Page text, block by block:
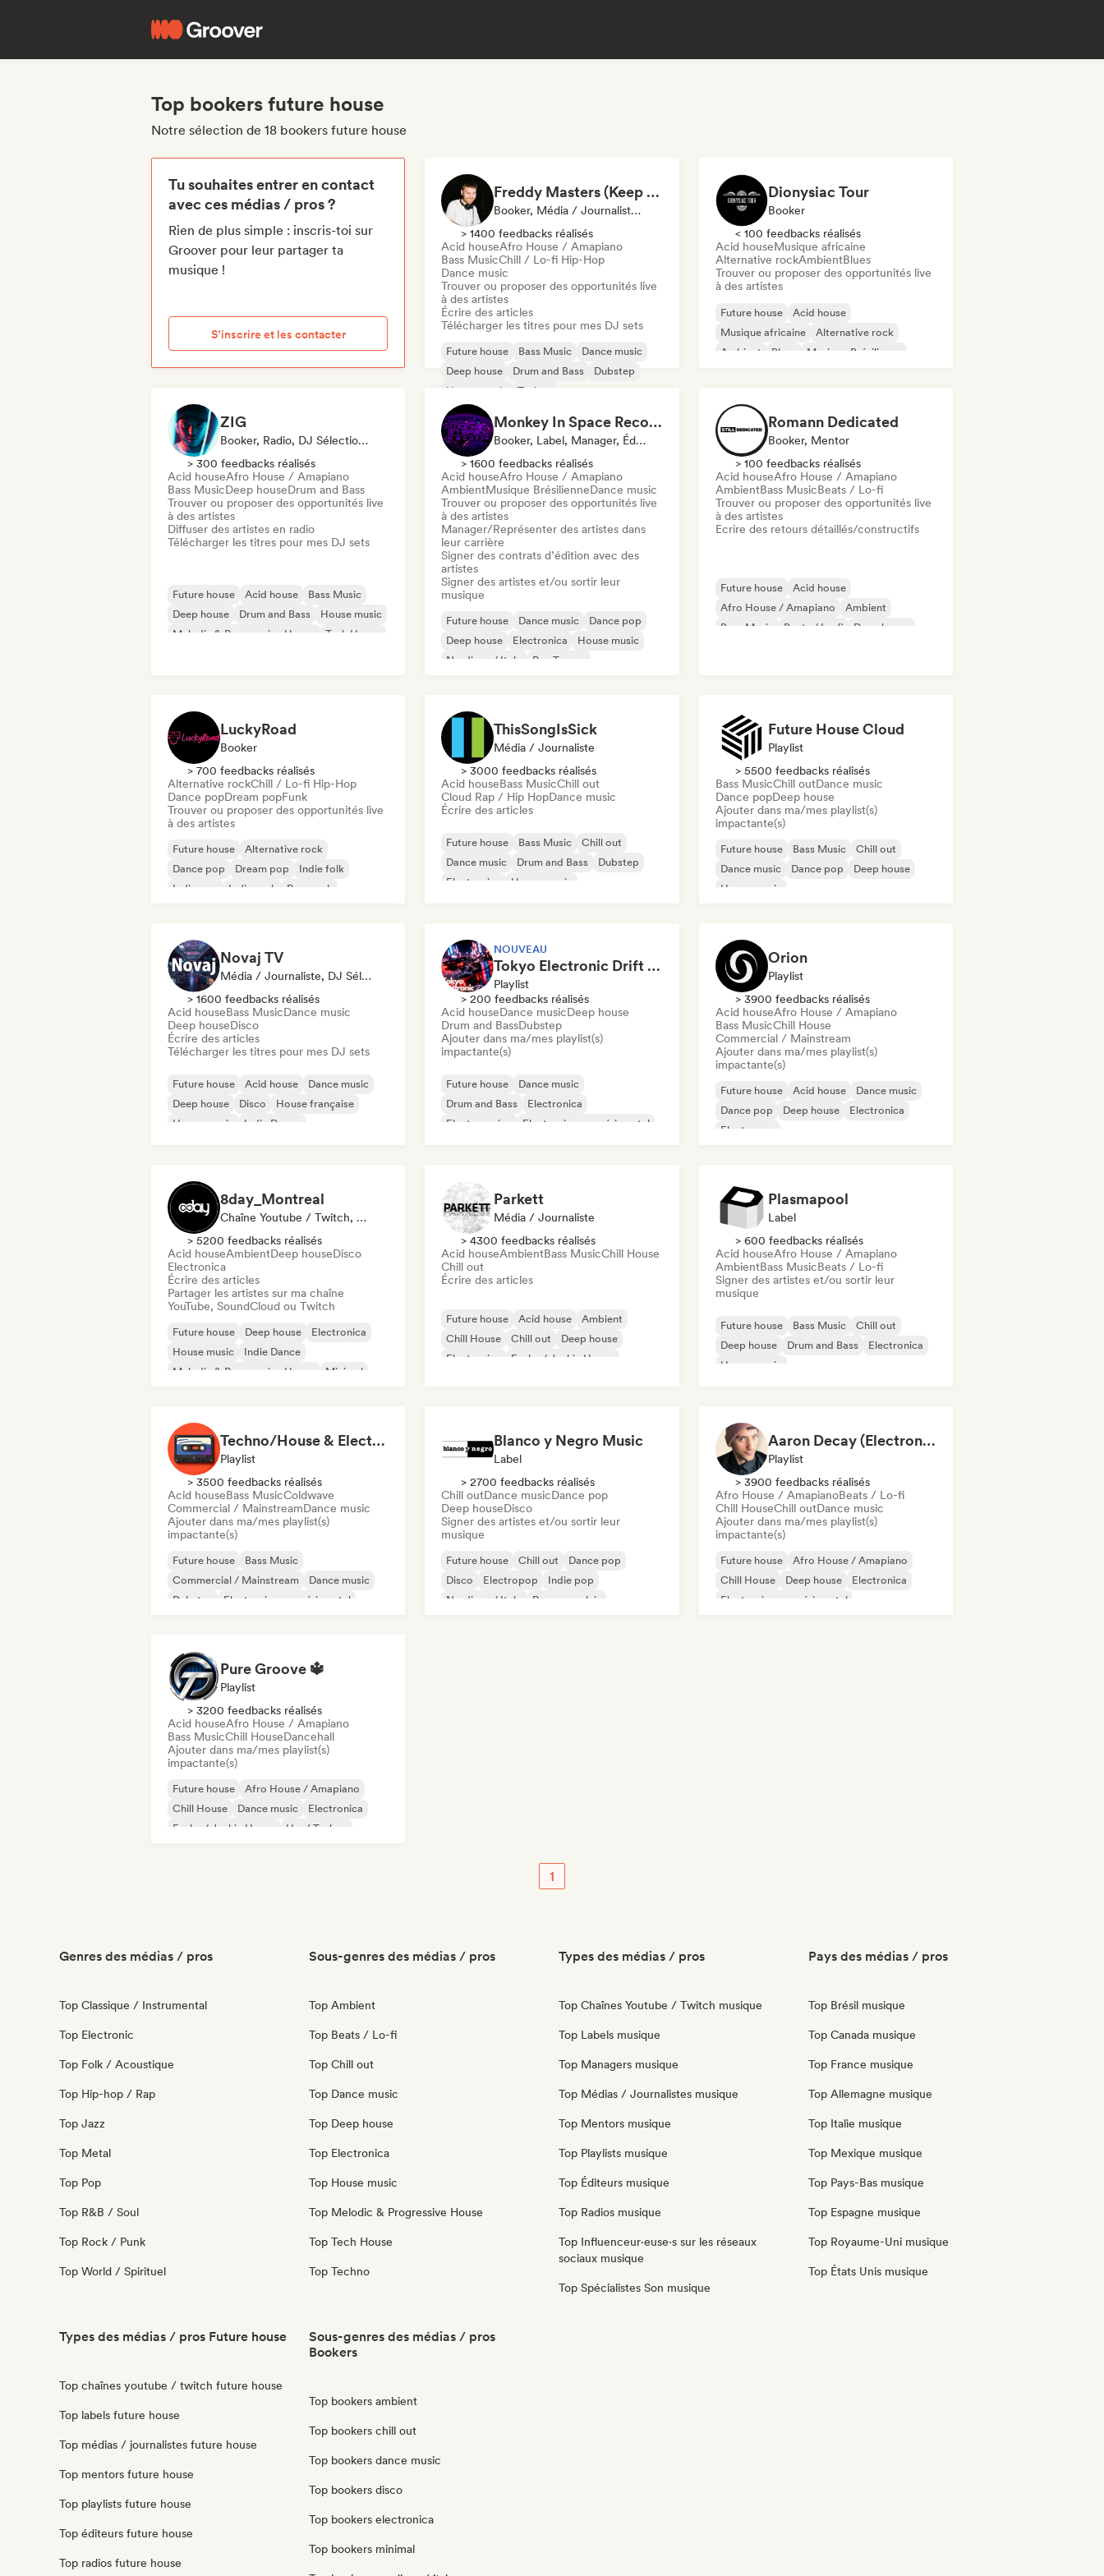
Top bookers future house
Notre sélection de 18 bookers future house
Tu souhaites entrer en contact
avec ces médias / pros ?
Rien de plus simple : inscris-toi sur
Groover pour leur partager ta
musique !
S’inscrire et les contacter
Freddy Masters (Keep Hush)
Booker, Média / Journaliste, DJ Sélectionné·e
> 1400 feedbacks réalisés
Acid houseAfro House / Amapiano
Bass MusicChill / Lo-fi Hip-Hop
Dance music
Trouver ou proposer des opportunités live
à des artistes
Écrire des articles
Télécharger les titres pour mes DJ sets
Future house Bass Music
Dance music
Deep house
Drum and Bass
Dubstep
House music
Techno
Dionysiac Tour
Booker
< 100 feedbacks réalisés
Acid houseMusique africaine
Alternative rockAmbientBlues
Trouver ou proposer des opportunités live
à des artistes
Future house
Acid house
Musique africaine
Alternative rock
Ambient
Blues
Musique Brésilienne
ZIG
Booker, Radio, DJ Sélectionné·e
> 300 feedbacks réalisés
Acid houseAfro House / Amapiano
Bass MusicDeep houseDrum and Bass
Trouver ou proposer des opportunités live
à des artistes
Diffuser des artistes en radio
Télécharger les titres pour mes DJ sets
Future house Acid house
Bass Music
Deep house
Drum and Bass
House music
Melodic & Progressive House
Tech House
Monkey In Space Records
Booker, Label, Manager, Éditeur
> 1600 feedbacks réalisés
Acid houseAfro House / Amapiano
AmbientMusique BrésilienneDance music
Trouver ou proposer des opportunités live
à des artistes
Manager/Représenter des artistes dans
leur carrière
Signer des contrats d’édition avec des
artistes
Signer des artistes et/ou sortir leur
musique
Future house Dance music
Dance pop
Deep house
Electronica
House music
Nu-disco / Italo
Psy-Trance
Romann Dedicated
Booker, Mentor
> 100 feedbacks réalisés
Acid houseAfro House / Amapiano
AmbientBass MusicBeats / Lo-fi
Trouver ou proposer des opportunités live
à des artistes
Ecrire des retours détaillés/constructifs
Future house
Acid house
Afro House / Amapiano
Ambient
Bass Music
Beats / Lo-fi
Deep house
LuckyRoad
Booker
> 700 feedbacks réalisés
Alternative rockChill / Lo-fi Hip-Hop
Dance popDream popFunk
Trouver ou proposer des opportunités live
à des artistes
Future house
Alternative rock
Dance pop
Dream pop
Indie folk
Indie pop
Indie rock Pop punk
ThisSongIsSick
Média / Journaliste
> 3000 feedbacks réalisés
Acid houseBass MusicChill out
Cloud Rap / Hip HopDance music
Écrire des articles
Future house Bass Music
Chill out
Dance music
Drum and Bass
Dubstep
Electronica
House music
Future House Cloud
Playlist
> 5500 feedbacks réalisés
Bass MusicChill outDance music
Dance popDeep house
Ajouter dans ma/mes playlist(s)
impactante(s)
Future house Bass Music
Chill out
Dance music
Dance pop
Deep house
House music
Novaj TV
Média / Journaliste, DJ Sélectionné·e
> 1600 feedbacks réalisés
Acid houseBass MusicDance music
Deep houseDisco
Écrire des articles
Télécharger les titres pour mes DJ sets
Future house Acid house
Dance music
Deep house
Disco
House française
House music
Indie Dance
NOUVEAU
Tokyo Electronic Drift 🏎️ Schranz, Hard Techno & Anime EDM
Playlist
> 200 feedbacks réalisés
Acid houseDance musicDeep house
Drum and BassDubstep
Ajouter dans ma/mes playlist(s)
impactante(s)
Future house
Dance music
Drum and Bass
Electronica
Electro swing
Electronique expérimental
Orion
Playlist
> 3900 feedbacks réalisés
Acid houseAfro House / Amapiano
Bass MusicChill House
Commercial / Mainstream
Ajouter dans ma/mes playlist(s)
impactante(s)
Future house Acid house
Dance music
Dance pop
Deep house
Electronica
Electropop
8day_Montreal
Chaîne Youtube / Twitch, Média / Journaliste
> 5200 feedbacks réalisés
Acid houseAmbientDeep houseDisco
Electronica
Écrire des articles
Partager les artistes sur ma chaîne
YouTube, SoundCloud ou Twitch
Future house Deep house
Electronica
House music
Indie Dance
Melodic & Progressive House
Minimal
Parkett
Média / Journaliste
> 4300 feedbacks réalisés
Acid houseAmbientBass MusicChill House
Chill out
Écrire des articles
Future house Acid house
Ambient
Chill House
Chill out
Deep house
Electronica
Funky / Jackin House
Plasmapool
Label
> 600 feedbacks réalisés
Acid houseAfro House / Amapiano
AmbientBass MusicBeats / Lo-fi
Signer des artistes et/ou sortir leur
musique
Future house Bass Music
Chill out
Deep house
Drum and Bass
Electronica
House music
Techno/House & Electronic Music for Svea Playlists
Playlist
> 3500 feedbacks réalisés
Acid houseBass MusicColdwave
Commercial / MainstreamDance music
Ajouter dans ma/mes playlist(s)
impactante(s)
Future house
Bass Music
Commercial / Mainstream
Dance music
Dubstep
Electronique expérimental
Blanco y Negro Music
Label
> 2700 feedbacks réalisés
Chill outDance musicDance pop
Deep houseDisco
Signer des artistes et/ou sortir leur
musique
Future house Chill out
Dance pop
Disco
Electropop
Indie pop
Nu-disco / Italo
Rap en anglais
Aaron Decay (Electronic Dream & Chill Electronic Dream playlists)
Playlist
> 3900 feedbacks réalisés
Afro House / AmapianoBeats / Lo-fi
Chill HouseChill outDance music
Ajouter dans ma/mes playlist(s)
impactante(s)
Future house
Afro House / Amapiano
Chill House
Deep house
Electronica
Electronique expérimental
Pure Groove 🔱
Playlist
> 3200 feedbacks réalisés
Acid houseAfro House / Amapiano
Bass MusicChill HouseDancehall
Ajouter dans ma/mes playlist(s)
impactante(s)
Future house
Afro House / Amapiano
Chill House
Dance music
Electronica
Funky / Jackin House
Hard Techno
1
Genres des médias / pros
Top Classique / Instrumental
Top Electronic
Top Folk / Acoustique
Top Hip-hop / Rap
Top Jazz
Top Metal
Top Pop
Top R&B / Soul
Top Rock / Punk
Top World / Spirituel
Sous-genres des médias / pros
Top Ambient
Top Beats / Lo-fi
Top Chill out
Top Dance music
Top Deep house
Top Electronica
Top House music
Top Melodic & Progressive House
Top Tech House
Top Techno
Types des médias / pros
Top Chaînes Youtube / Twitch musique
Top Labels musique
Top Managers musique
Top Médias / Journalistes musique
Top Mentors musique
Top Playlists musique
Top Éditeurs musique
Top Radios musique
Top Influenceur·euse·s sur les réseaux
sociaux musique
Top Spécialistes Son musique
Pays des médias / pros
Top Brésil musique
Top Canada musique
Top France musique
Top Allemagne musique
Top Italie musique
Top Mexique musique
Top Pays-Bas musique
Top Espagne musique
Top Royaume-Uni musique
Top États Unis musique
Types des médias / pros Future house
Top chaînes youtube / twitch future house
Top labels future house
Top médias / journalistes future house
Top mentors future house
Top playlists future house
Top éditeurs future house
Top radios future house
Sous-genres des médias / pros
Bookers
Top bookers ambient
Top bookers chill out
Top bookers dance music
Top bookers disco
Top bookers electronica
Top bookers minimal